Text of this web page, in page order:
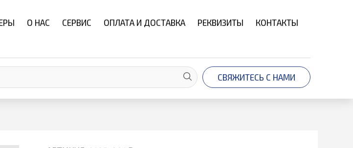
О НАС СЕРВИС ОПЛАТА И ДОСТАВКА РЕКВИЗИТЫ КОНТАКТЫ
СВЯЖИТЕСЬ С НАМИ